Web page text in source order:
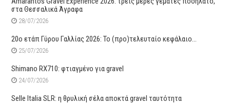
στα Θεσσαλικά Άγραφα
28/07/2026
20ο ετάπ Γύρου Γαλλίας 2026: Το (προ)τελευταίο κεφάλαιο…
25/07/2026
Shimano RX710: φτιαγμένο για gravel
24/07/2026
Selle Italia SLR: η θρυλική σέλα αποκτά gravel ταυτότητα